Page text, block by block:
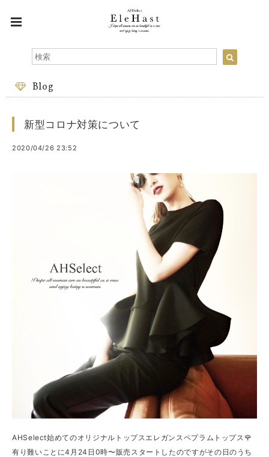
Blog
新型コロナ対策について
2020/04/26 23:52
AHSelect始めてのオリジナルトップスエレガンスペプラムトップス🌹
有り難いことに4月24日0時〜販売スタートしたのですがその日のうち